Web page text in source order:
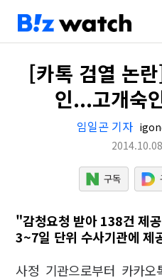
[카톡 검열 논
인...고개숙
임일곤 기자
2014.10.08
"감청요청 받아 138건 제
3~7일 단위 수사기관에 제
사정 기관으로부터 카카